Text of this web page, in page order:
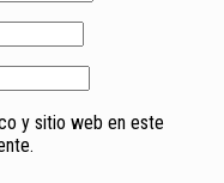
y sitio web en este